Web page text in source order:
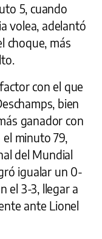
5, cuando
volea, adelantó
choque, más
con el que
bien
ganador con
minuto 79,
del Mundial
igualar un 0-
el 3-3, llegar a
ante Lionel